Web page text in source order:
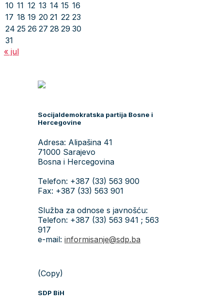
10 11 12 13 14 15 16
17 18 19 20 21 22 23
24 25 26 27 28 29 30
31
« jul
Socijaldemokratska partija Bosne i
Hercegovine
Adresa: Alipašina 41
71000 Sarajevo
Bosna i Hercegovina
Telefon: +387 (33) 563 900
Fax: +387 (33) 563 901
Služba za odnose s javnošću:
Telefon: +387 (33) 563 941 ; 563
917
e-mail: informisanje@sdp.ba
(Copy)
SDP BiH